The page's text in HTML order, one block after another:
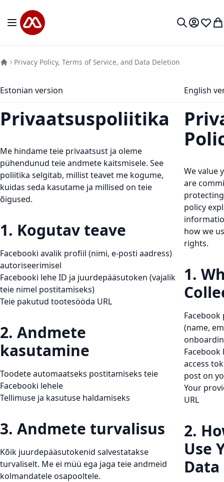
Mine sisu juurde
Toggle Nav
Minu
Privacy Policy, Terms of Service, and Data Deletion
Estonian version English
Privaatsuspoliitika
Me hindame teie privaatsust ja oleme
pühendunud teie andmete kaitsmisele. See
poliitika selgitab, millist teavet me kogume,
kuidas seda kasutame ja millised on teie
õigused.
1. Kogutav teave
Facebooki avalik profiil (nimi, e-posti aadress)
autoriseerimisel
Facebooki lehe ID ja juurdepääsutoken (vajalik
teie nimel postitamiseks)
Teie pakutud tootesööda URL
2. Andmete
kasutamine
Toodete automaatseks postitamiseks teie
Facebooki lehele
Tellimuse ja kasutuse haldamiseks
3. Andmete turvalisus
Kõik juurdepääsutokenid salvestatakse
turvaliselt. Me ei müü ega jaga teie andmeid
kolmandatele osapooltele.
We value
are
policy
how we
rights.
1.
(name,
Facebook
access
post on
Your
URL
2.
Use
Data